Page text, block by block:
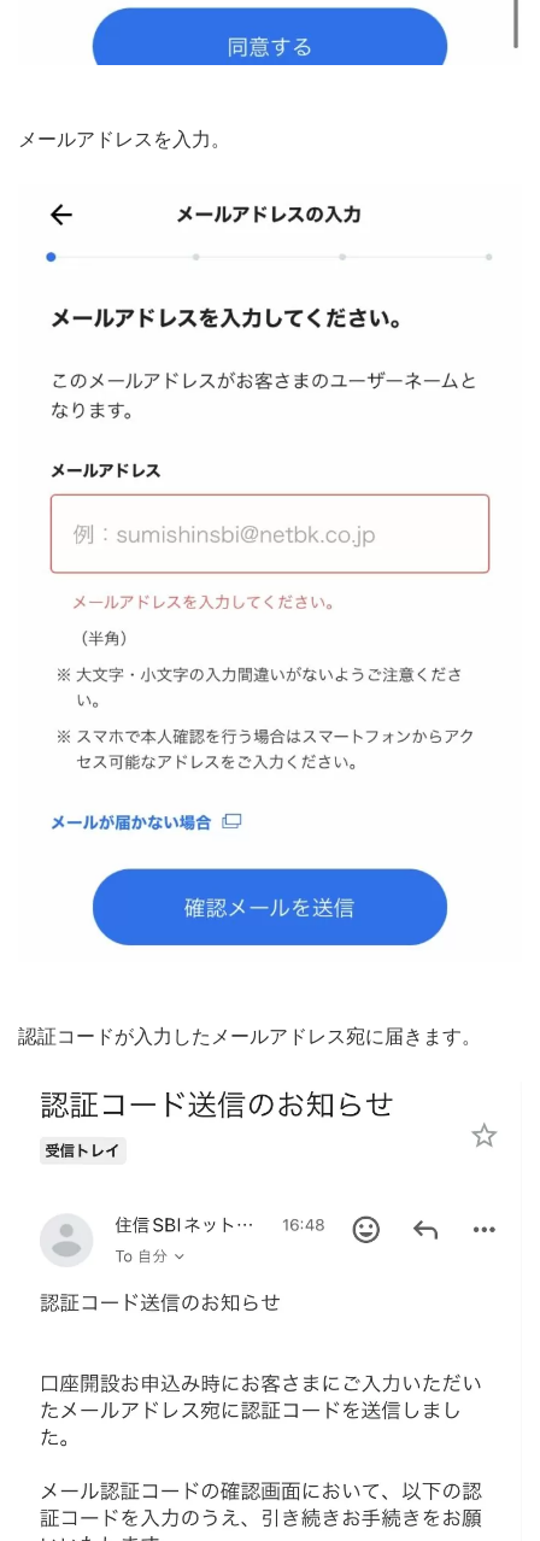
メールアドレスを入力。
認証コードが入力したメールアドレス宛に届きます。